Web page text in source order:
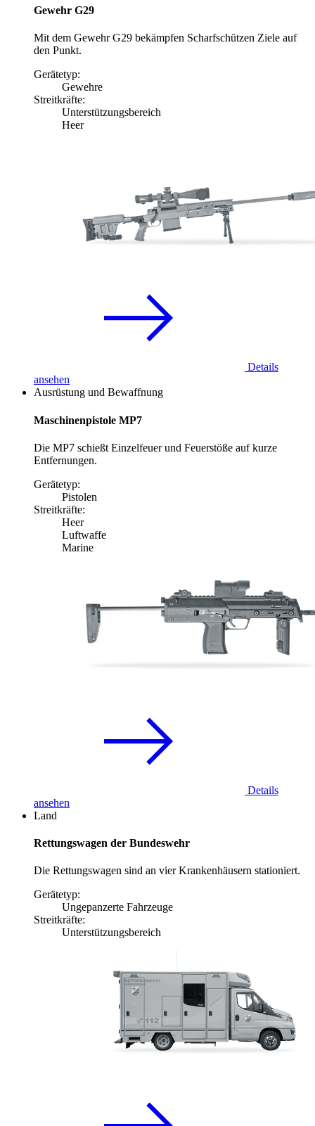
Gewehr G29
Mit dem Gewehr G29 bekämpfen Scharfschützen Ziele auf
den Punkt.
Gerätetyp:
Gewehre
Streitkräfte:
Unterstützungsbereich
Heer
Details
ansehen
Ausrüstung und Bewaffnung
Maschinenpistole MP7
Die MP7 schießt Einzelfeuer und Feuerstöße auf kurze
Entfernungen.
Gerätetyp:
Pistolen
Streitkräfte:
Heer
Luftwaffe
Marine
Details
ansehen
Land
Rettungswagen der Bundeswehr
Die Rettungswagen sind an vier Krankenhäusern stationiert.
Gerätetyp:
Ungepanzerte Fahrzeuge
Streitkräfte:
Unterstützungsbereich